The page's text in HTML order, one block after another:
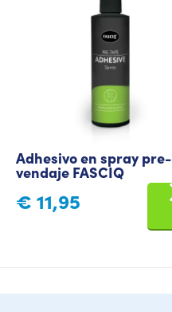
Adhesivo en spray pre-
vendaje FASCIQ
€ 11,95